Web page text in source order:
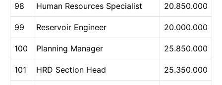
98 Human Resources Specialist 20.850.000
99 Reservoir Engineer 20.000.000
100 Planning Manager 25.850.000
101 HRD Section Head 25.350.000